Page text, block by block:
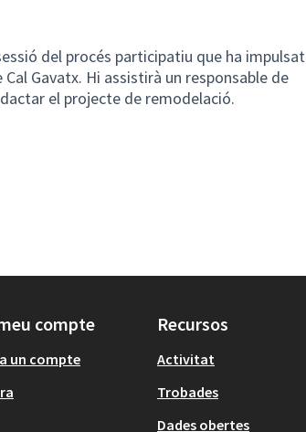
del procés participatiu que ha impulsat
Gavatx. Hi assistirà un responsable de
el projecte de remodelació.
compte
un compte
Recursos
Activitat
Trobades
Dades obertes